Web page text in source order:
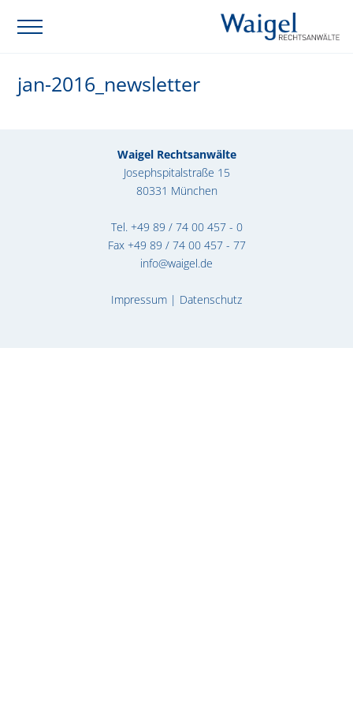
jan-2016_newsletter
Waigel Rechtsanwälte
Josephspitalstraße 15
80331 München
Tel. +49 89 / 74 00 457 - 0
Fax +49 89 / 74 00 457 - 77
info@waigel.de
Impressum | Datenschutz